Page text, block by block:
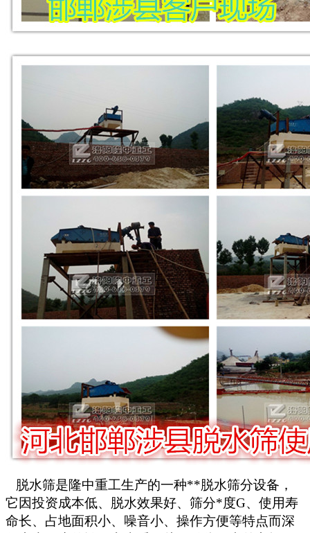
脱水筛是隆中重工生产的一种**脱水筛分设备，
它因投资成本低、脱水效果好、筛分*度G、使用寿
命长、占地面积小、噪音小、操作方便等特点而深